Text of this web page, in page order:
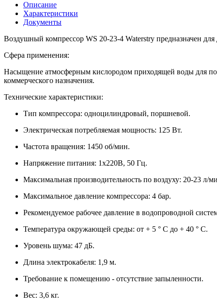
Описание
Характеристики
Документы
Воздушный компрессор WS 20-23-4 Waterstry предназначен
Сфера применения:
Насыщение атмосферным кислородом приходящей воды для
коммерческого назначения.
Технические характеристики:
Тип компрессора: одноцилиндровый, поршневой.
Электрическая потребляемая мощность: 125 Вт.
Частота вращения: 1450 об/мин.
Напряжение питания: 1х220В, 50 Гц.
Максимальная производительность по воздуху: 20-23 л/
Максимальное давление компрессора: 4 бар.
Рекомендуемое рабочее давление в водопроводной
Температура окружающей среды: от + 5 ° C до + 40 ° C.
Уровень шума: 47 дБ.
Длина электрокабеля: 1,9 м.
Требование к помещению - отсутствие запыленности.
Вес: 3,6 кг.